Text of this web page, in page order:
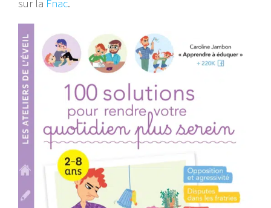
sur la Fnac.